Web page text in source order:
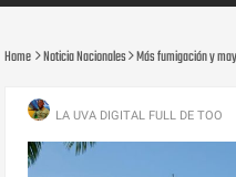
Home Noticia Nacionales Más fumigación y
LA UVA DIGITAL FULL DE TOO